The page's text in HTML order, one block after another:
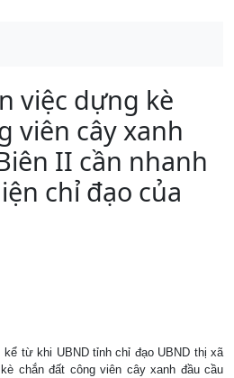
việc dựng kè
viên cây xanh
II cần nhanh
chỉ đạo của
kể từ khi UBND tỉnh chỉ đạo UBND thị xã
chắn đất công viên cây xanh đầu cầu